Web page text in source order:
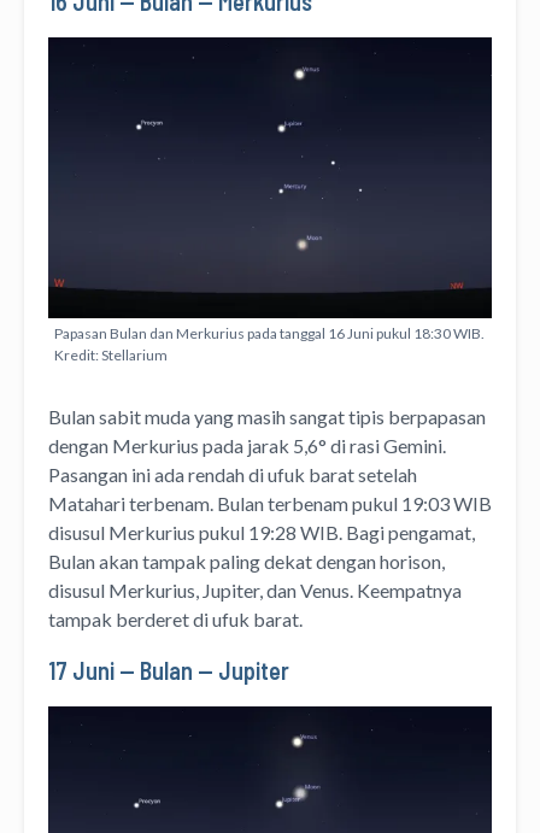
Papasan Bulan dan Merkurius pada tanggal 16 Juni pukul 18:30 WIB.
Kredit: Stellarium
Bulan sabit muda yang masih sangat tipis berpapasan
dengan Merkurius pada jarak 5,6° di rasi Gemini.
Pasangan ini ada rendah di ufuk barat setelah
Matahari terbenam. Bulan terbenam pukul 19:03 WIB
disusul Merkurius pukul 19:28 WIB. Bagi pengamat,
Bulan akan tampak paling dekat dengan horison,
disusul Merkurius, Jupiter, dan Venus. Keempatnya
tampak berderet di ufuk barat.
17 Juni — Bulan — Jupiter